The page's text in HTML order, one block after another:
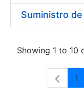
Showing 1 to 10
1